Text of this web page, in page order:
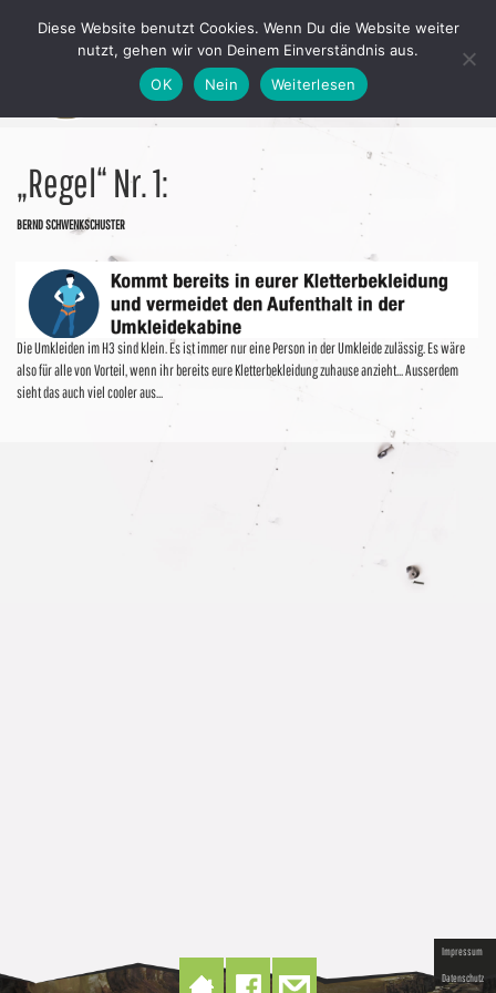
„Regel“ Nr. 1:
BERND SCHWENKSCHUSTER
Die Umkleiden im H3 sind klein. Es ist immer nur eine Person in der Umkleide zulässig. Es wäre
also für alle von Vorteil, wenn ihr bereits eure Kletterbekleidung zuhause anzieht… Ausserdem
sieht das auch viel cooler aus…
Impressum
Datenschutz
Diese Website benutzt Cookies. Wenn Du die Website weiter
nutzt, gehen wir von Deinem Einverständnis aus.
OK
Nein Weiterlesen